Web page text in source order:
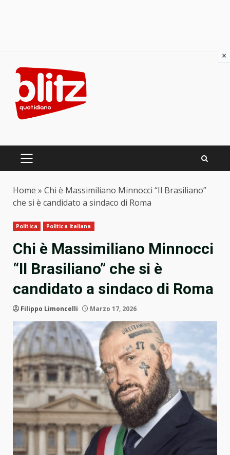
content
PRIMARY
Home » Chi è Massimiliano Minnocci “Il Brasiliano”
che si è candidato a sindaco di Roma
Politica Politica Italiana
Chi è Massimiliano Minnocci
“Il Brasiliano” che si è
candidato a sindaco di Roma
Filippo Limoncelli Marzo 17, 2026
×